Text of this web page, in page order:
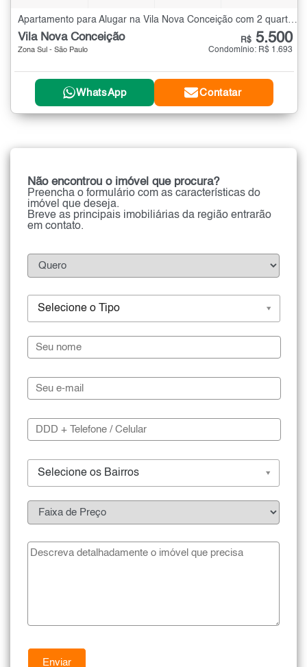
Apartamento para Alugar na Vila Nova Conceição com 2 quartos - 70 m²
Vila Nova Conceição
Zona Sul - São Paulo
R$ 5.500
Condomínio: R$ 1.693
WhatsApp Contatar
Não encontrou o imóvel que procura?
Preencha o formulário com as características do
imóvel que deseja.
Breve as principais imobiliárias da região entrarão
em contato.
Selecione o Tipo
Selecione os Bairros